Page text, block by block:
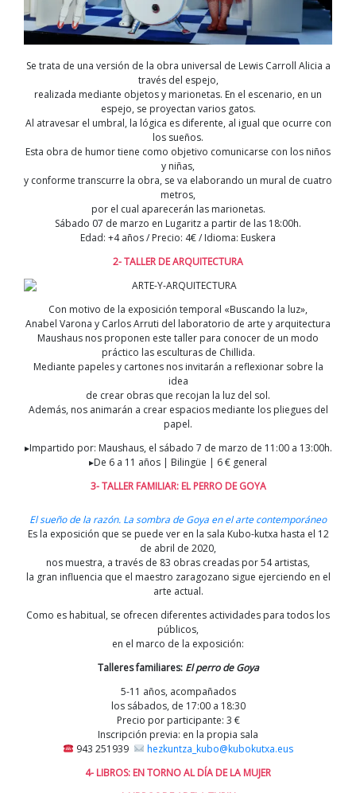
Se trata de una versión de la obra universal de Lewis Carroll Alicia a
través del espejo,
realizada mediante objetos y marionetas. En el escenario, en un
espejo, se proyectan varios gatos.
Al atravesar el umbral, la lógica es diferente, al igual que ocurre con
los sueños.
Esta obra de humor tiene como objetivo comunicarse con los niños
y niñas,
y conforme transcurre la obra, se va elaborando un mural de cuatro
metros,
por el cual aparecerán las marionetas.
Sábado 07 de marzo en Lugaritz a partir de las 18:00h.
Edad: +4 años / Precio: 4€ / Idioma: Euskera
2- TALLER DE ARQUITECTURA
Con motivo de la exposición temporal «Buscando la luz»,
Anabel Varona y Carlos Arruti del laboratorio de arte y arquitectura
Maushaus nos proponen este taller para conocer de un modo
práctico las esculturas de Chillida.
Mediante papeles y cartones nos invitarán a reflexionar sobre la
idea
de crear obras que recojan la luz del sol.
Además, nos animarán a crear espacios mediante los pliegues del
papel.
▸Impartido por: Maushaus, el sábado 7 de marzo de 11:00 a 13:00h.
▸De 6 a 11 años | Bilingüe | 6 € general
3- TALLER FAMILIAR: EL PERRO DE GOYA
El sueño de la razón. La sombra de Goya en el arte contemporáneo
Es la exposición que se puede ver en la sala Kubo-kutxa hasta el 12
de abril de 2020,
nos muestra, a través de 83 obras creadas por 54 artistas,
la gran influencia que el maestro zaragozano sigue ejerciendo en el
arte actual.
Como es habitual, se ofrecen diferentes actividades para todos los
públicos,
en el marco de la exposición:
Talleres familiares: El perro de Goya
5-11 años, acompañados
los sábados, de 17:00 a 18:30
Precio por participante: 3 €
Inscripción previa: en la propia sala
943 251939
hezkuntza_kubo@kubokutxa.eus
4- LIBROS: EN TORNO AL DÍA DE LA MUJER